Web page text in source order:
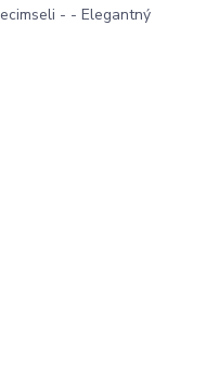
- - Elegantný